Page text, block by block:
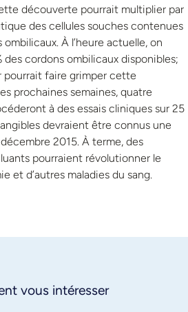
découverte pourrait multiplier par
des cellules souches contenues
À l’heure actuelle, on
cordons ombilicaux disponibles;
pourrait faire grimper cette
prochaines semaines, quatre
à des essais cliniques sur 25
devraient être connus une
2015. À terme, des
pourraient révolutionner le
et d’autres maladies du sang.
vous intéresser